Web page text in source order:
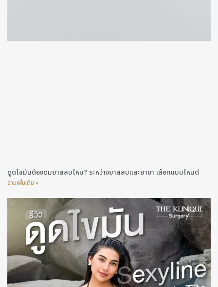
ดูดไขมันต้องดมยาสลบไหม? ระหว่างยาสลบและยาชา เลือกแบบไหนดี
อ่านเพิ่มเติม »